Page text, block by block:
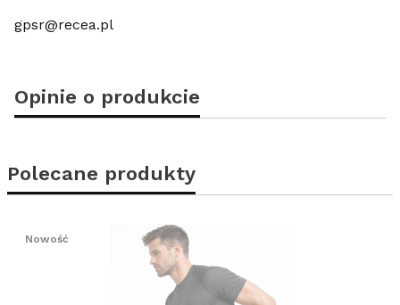
gpsr@recea.pl
Opinie o produkcie
Polecane produkty
Nowość